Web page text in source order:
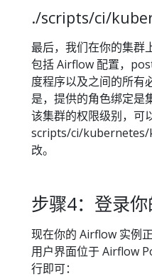
./scripts/ci/
最后，我们在你的集群
包括 Airflow 配置，
度程序以及之间的所有
是，提供的角色绑定是
该集群的权限级别，可
scripts/ci/kubernetes/
改。
步骤4：登录
现在你的 Airflow 实例
用户界面位于 Airflow
行即可：